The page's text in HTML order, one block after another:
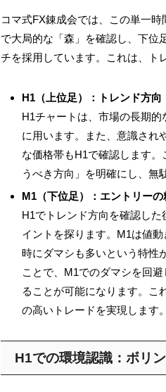
コマ式FX錬成会では、この単一
で大局的な「森」を確認し、下位
チを採用しています。これは、ト
H1（上位足）：トレンド方
H1チャートは、市場の長期
に用います。また、意識され
な価格帯もH1で確認します。
うべき方向」を明確にし、無
M1（下位足）：エントリー
H1でトレンド方向を確認し
イントを探ります。M1は値
時にダマシも多いという特性
ことで、M1でのダマシを回
ることが可能になります。こ
の高いトレードを実現します。
H1での環境認識：ボリ